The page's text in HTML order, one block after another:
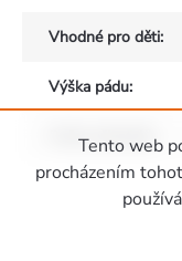
Tento web
procházením
Vhodné pro děti:
Výška pádu:
Počet uživatelů :
Zápatí